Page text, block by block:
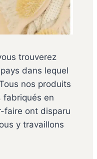
trouverez
dans lequel
nos produits
fabriqués en
faire ont disparu
y travaillons